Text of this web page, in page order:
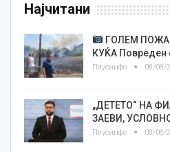
Најчитани
ГОЛЕМ
КУЌА Повреден
Плусинфо 08/08/
„ДЕТЕТО“ НА
ЗАЕВИ,
Плусинфо 08/08/